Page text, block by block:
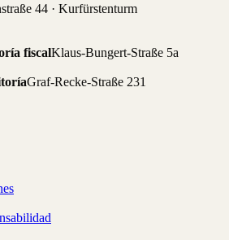
44 · Kurfürstenturm
fiscalKlaus-Bungert-Straße 5a
Graf-Recke-Straße 231